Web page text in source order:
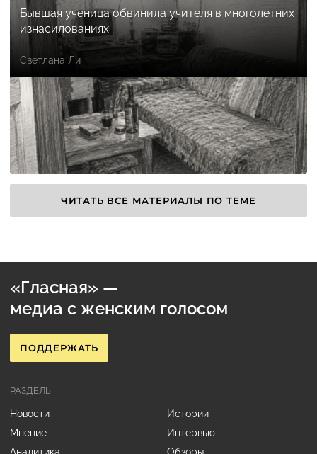
Бывшая ученица обвинила учителя в многолетних
изнасилованиях
Светлана Ли
ЧИТАТЬ ВСЕ МАТЕРИАЛЫ ПО ТЕМЕ
«Гласная» —
медиа с женским голосом
ПОДДЕРЖАТЬ
РАЗДЕЛЫ
Новости
Истории
Мнение
Интервью